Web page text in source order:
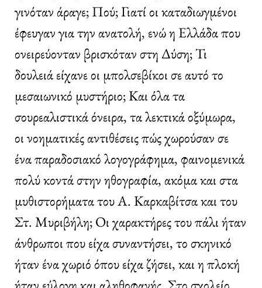
γινόταν άραγε; Πού; Γιατί οι καταδιωγμένοι
έφευγαν για την ανατολή, ενώ η Ελλάδα που
ονειρεύονταν βρισκόταν στη Δύση; Τι
δουλειά είχανε οι μπολσεβίκοι σε αυτό το
μεσαιωνικό μυστήριο; Και όλα τα
σουρεαλιστικά όνειρα, τα λεκτικά οξύμωρα,
οι νοηματικές αντιθέσεις πώς χωρούσαν σε
ένα παραδοσιακό λογογράφημα, φαινομενικά
πολύ κοντά στην ηθογραφία, ακόμα και στα
μυθιστορήματα του Α. Καρκαβίτσα και του
Στ. Μυριβήλη; Οι χαρακτήρες του πάλι ήταν
άνθρωποι που είχα συναντήσει, το σκηνικό
ήταν ένα χωριό όπου είχα ζήσει, και η πλοκή